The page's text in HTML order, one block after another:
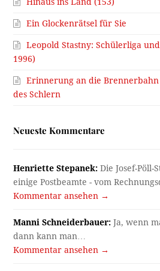
Ein Glockenrätsel für Sie
Leopold Stastny: Schülerliga
1996)
Erinnerung an die Brennerbahn
des Schlern
Neueste Kommentare
Henriette Stepanek: Die Josef-Pöll-
einige Postbeamte - vom
Kommentar ansehen →
Manni Schneiderbauer: Ja, wenn
dann kann man…
Kommentar ansehen →